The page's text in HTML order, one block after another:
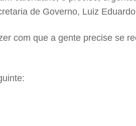
de Governo, Luiz
com que a gente precise se